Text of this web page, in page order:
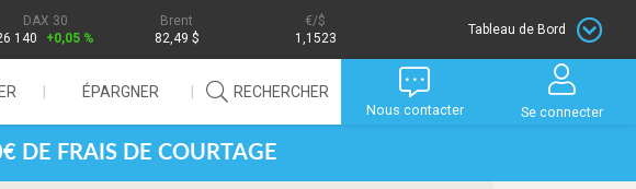
DAX 30
140
+0,05 %
Brent
82,49 $
/$
1,1523
Tableau de Bord
ÉPARGNER RECHERCHER
Nous contacter Se connecter
DE FRAIS DE COURTAGE